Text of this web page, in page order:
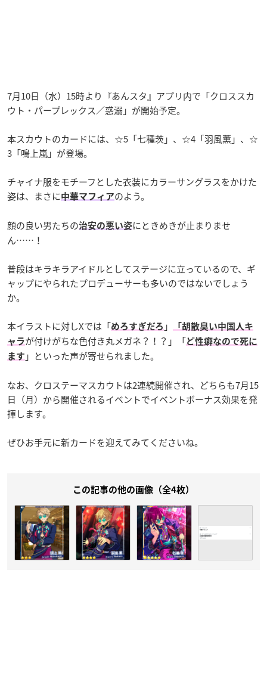
7月10日（水）15時より『あんスタ』アプリ内で「クロススカ
ウト・パープレックス／惑溺」が開始予定。
本スカウトのカードには、☆5「七種茨」、☆4「羽風薫」、☆
3「鳴上嵐」が登場。
チャイナ服をモチーフとした衣装にカラーサングラスをかけた
姿は、まさに中華マフィアのよう。
顔の良い男たちの治安の悪い姿にときめきが止まりませ
ん……！
普段はキラキラアイドルとしてステージに立っているので、ギ
ャップにやられたプロデューサーも多いのではないでしょう
か。
本イラストに対しXでは「めろすぎだろ 」
「胡散臭い中国人キ
ャラが付けがちな色付き丸メガネ？！？」「ど性癖なので死に
ます 」といった声が寄せられました。
なお、クロステーマスカウトは2連続開催され、どちらも7月15
日（月）から開催されるイベントでイベントボーナス効果を発
揮します。
ぜひお手元に新カードを迎えてみてくださいね。
この記事の他の画像（全4枚）